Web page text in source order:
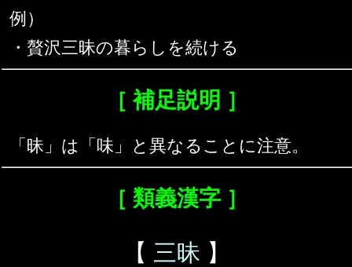
例）
・贅沢三昧の暮らしを続ける
［ 補足説明 ］
「昧」は「味」と異なることに注意。
［ 類義漢字 ］
【 三昧 】